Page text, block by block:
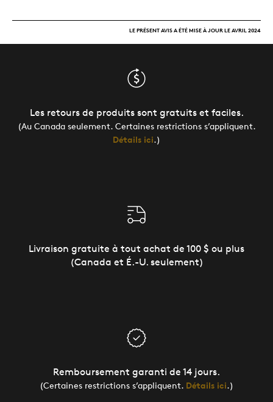
LE PRÉSENT AVIS A ÉTÉ MISE À JOUR LE AVRIL 2024
Les retours de produits sont gratuits et faciles.
(Au Canada seulement. Certaines restrictions s’appliquent.
Détails ici.)
Livraison gratuite à tout achat de 100 $ ou plus
(Canada et É.-U. seulement)
Remboursement garanti de 14 jours.
(Certaines restrictions s’appliquent. Détails ici.)